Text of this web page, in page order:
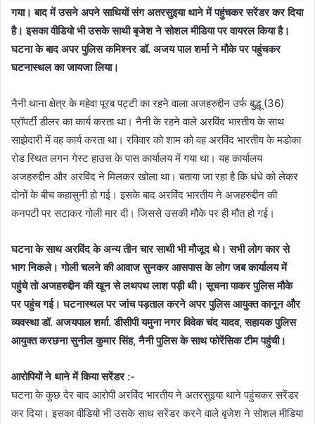
गया। बाद में उसने अपने साथियों संग अतरसुइया थाने में पहुंचकर सरेंडर कर दिया
है। इसका वीडियो भी उसके साथी बृजेश ने सोशल मीडिया पर वायरल किया है।
घटना के बाद अपर पुलिस कमिश्नर डॉ. अजय पाल शर्मा ने मौके पर पहुंचकर
घटनास्थल का जायजा लिया।
नैनी थाना क्षेत्र के महेवा पूरब पट्टी का रहने वाला अजहरुद्दीन उर्फ बुद्धू (36)
प्रॉपर्टी डीलर का कार्य करता था। नैनी के रहने वाले अरविंद भारतीय के साथ
साझेदारी में वह कार्य करता था। रविवार को शाम को वह अरविंद भारतीय के मडोका
रोड स्थित लगन गेस्ट हाउस के पास कार्यालय में गया था। यह कार्यालय
अजहरुद्दीन और अरविंद ने मिलकर खोला था। बताया जा रहा है कि धंधे को लेकर
दोनों के बीच कहासुनी हो गई। इसके बाद अरविंद भारतीय ने अजहरुद्दीन की
कनपटी पर सटाकर गोली मार दी। जिससे उसकी मौके पर ही मौत हो गई।
घटना के साथ अरविंद के अन्य तीन चार साथी भी मौजूद थे। सभी लोग कार से
भाग निकले। गोली चलने की आवाज सुनकर आसपास के लोग जब कार्यालय में
पहुंचे तो अजहरुद्दीन की खून से लथपथ लाश पड़ी थी। सूचना पाकर पुलिस मौके
पर पहुंच गई। घटनास्थल पर जांच पड़ताल करने अपर पुलिस आयुक्त कानून और
व्यवस्था डॉ. अजयपाल शर्मा. डीसीपी यमुना नगर विवेक चंद यादव, सहायक पुलिस
आयुक्त करछना सुनील कुमार सिंह, नैनी पुलिस के साथ फोरेंसिक टीम पहुंची।
आरोपियों ने थाने में किया सरेंडर :-
घटना के कुछ देर बाद आरोपी अरविंद भारतीय ने अतरसुइया थाने पहुंचकर सरेंडर
कर दिया। इसका वीडियो भी उसके साथ सरेंडर करने वाले बृजेश ने सोशल मीडिया